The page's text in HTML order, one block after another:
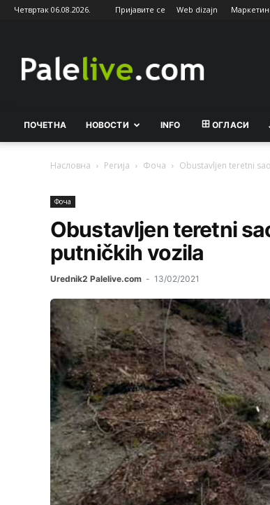
Четвртак 06.08.2026. Пријавите се Web dizajn
ПОЧЕТНА НОВОСТИ INFO ОГЛАСИ
Насловна Регија Фоча Obustavljen teretni
Фоча
Obustavljen teretni
putničkih vozila
Urednik2 Palelive.com - 13/02/2021